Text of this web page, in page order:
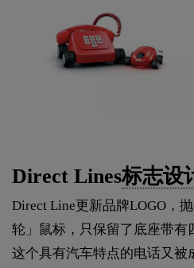
Direct Lines标志设
Direct Line更新品牌LOGO，
轮」鼠标，只保留了底座带有
这个具有汽车特点的电话又被